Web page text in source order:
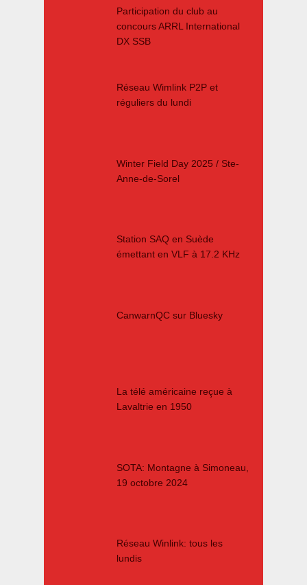
Participation du club au
concours ARRL International
DX SSB
Réseau Wimlink P2P et
réguliers du lundi
Winter Field Day 2025 / Ste-
Anne-de-Sorel
Station SAQ en Suède
émettant en VLF à 17.2 KHz
CanwarnQC sur Bluesky
La télé américaine reçue à
Lavaltrie en 1950
SOTA: Montagne à Simoneau,
19 octobre 2024
Réseau Winlink: tous les
lundis